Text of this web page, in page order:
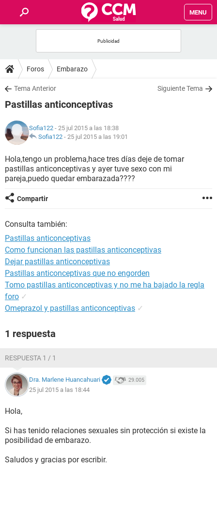
MENU
FOROS
SALUD
NUTRICIÓN
BIENESTAR
Foros Embarazo
Tema Anterior Siguiente Tema
Pastillas anticonceptivas
Sofia122 - 25 jul 2015 a las 18:38
Sofia122 - 25 jul 2015 a las 19:01
Hola,tengo un problema,hace tres días deje de tomar
pastillas anticonceptivas y ayer tuve sexo con mi
pareja,puedo quedar embarazada????
Compartir
Consulta también:
Pastillas anticonceptivas
Como funcionan las pastillas anticonceptivas
Dejar pastillas anticonceptivas
Pastillas anticonceptivas que no engorden
Tomo pastillas anticonceptivas y no me ha bajado la regla
foro ✓
Omeprazol y pastillas anticonceptivas ✓
1 respuesta
RESPUESTA 1 / 1
Dra. Marlene Huancahuari 29.005
25 jul 2015 a las 18:44
Hola,
Si has tenido relaciones sexuales sin protección si existe la
posibilidad de embarazo.
Saludos y gracias por escribir.